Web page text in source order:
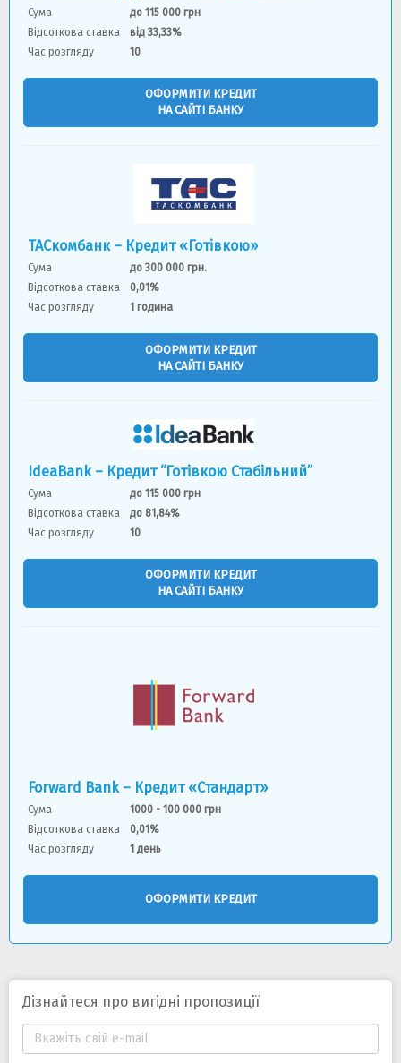
Сума
до 115 000 грн
Відсоткова ставка
від 33,33%
Час розгляду
10
ОФОРМИТИ КРЕДИТ
НА САЙТІ БАНКУ
ТАСкомбанк – Кредит «Готівкою»
Сума
до 300 000 грн.
Відсоткова ставка
0,01%
Час розгляду
1 година
ОФОРМИТИ КРЕДИТ
НА САЙТІ БАНКУ
IdeaBank – Кредит “Готівкою Стабільний”
Сума
до 115 000 грн
Відсоткова ставка
до 81,84%
Час розгляду
10
ОФОРМИТИ КРЕДИТ
НА САЙТІ БАНКУ
Forward Bank – Кредит «Стандарт»
Сума
1000 - 100 000 грн
Відсоткова ставка
0,01%
Час розгляду
1 день
ОФОРМИТИ КРЕДИТ
Дізнайтеся про вигідні пропозиції